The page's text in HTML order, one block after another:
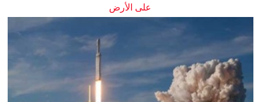
على الأرض